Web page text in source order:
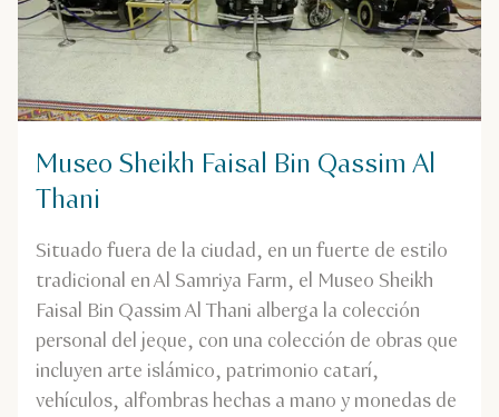
Museo Sheikh Faisal Bin Qassim Al
Thani
Situado fuera de la ciudad, en un fuerte de estilo
tradicional en Al Samriya Farm, el Museo Sheikh
Faisal Bin Qassim Al Thani alberga la colección
personal del jeque, con una colección de obras que
incluyen arte islámico, patrimonio catarí,
vehículos, alfombras hechas a mano y monedas de